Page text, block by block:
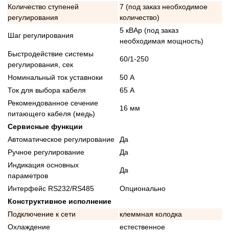
Количество ступеней
регулирования
7 (под заказ необходимое
количество)
Шаг регулирования
5 кВАр (под заказ
необходимая мощность)
Быстродействие системы
регулирования, сек
60/1-250
Номинальный ток уставноки
50 А
Ток для выбора кабеля
65 А
Рекомендованное сечение
питающего кабеля (медь)
16 мм
Сервисные функции
Автоматическое регулирование
Да
Ручное регулирование
Да
Индикация основных
параметров
Да
Интерфейс RS232/RS485
Опционально
Конструктивное исполнение
Подключение к сети
клеммная колодка
Охлаждение
естественное